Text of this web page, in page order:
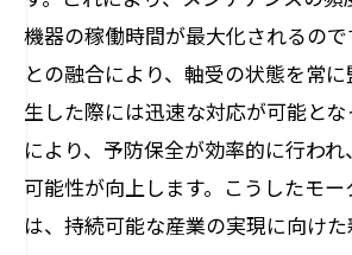
機器の稼働時間が最大化されるので
との融合により、軸受の状態を常
生した際には迅速な対応が可能と
により、予防保全が効率的に行わ
可能性が向上します。こうしたモ
は、持続可能な産業の実現に向け